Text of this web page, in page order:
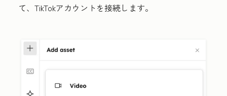
て、TikTokアカウントを接続します。